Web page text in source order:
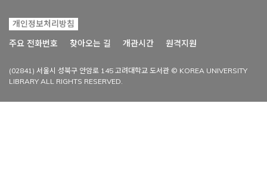
개인정보처리방침
주요 전화번호
찾아오는 길 개관시간 원격지원
(02841) 서울시 성북구 안암로 145 고려대학교 도서관 © KOREA UNIVERSITY
LIBRARY ALL RIGHTS RESERVED.